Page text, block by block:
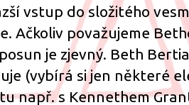
vstup do složitého
Ačkoliv považujeme
je zjevný. Beth
(vybírá si jen některé
např. s Kennethem